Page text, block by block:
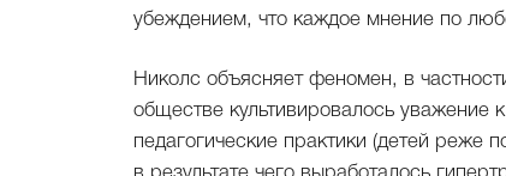
убеждением, что каждое мнение по
Николс объясняет феномен, в
обществе культивировалось уважение
педагогические практики (детей реже